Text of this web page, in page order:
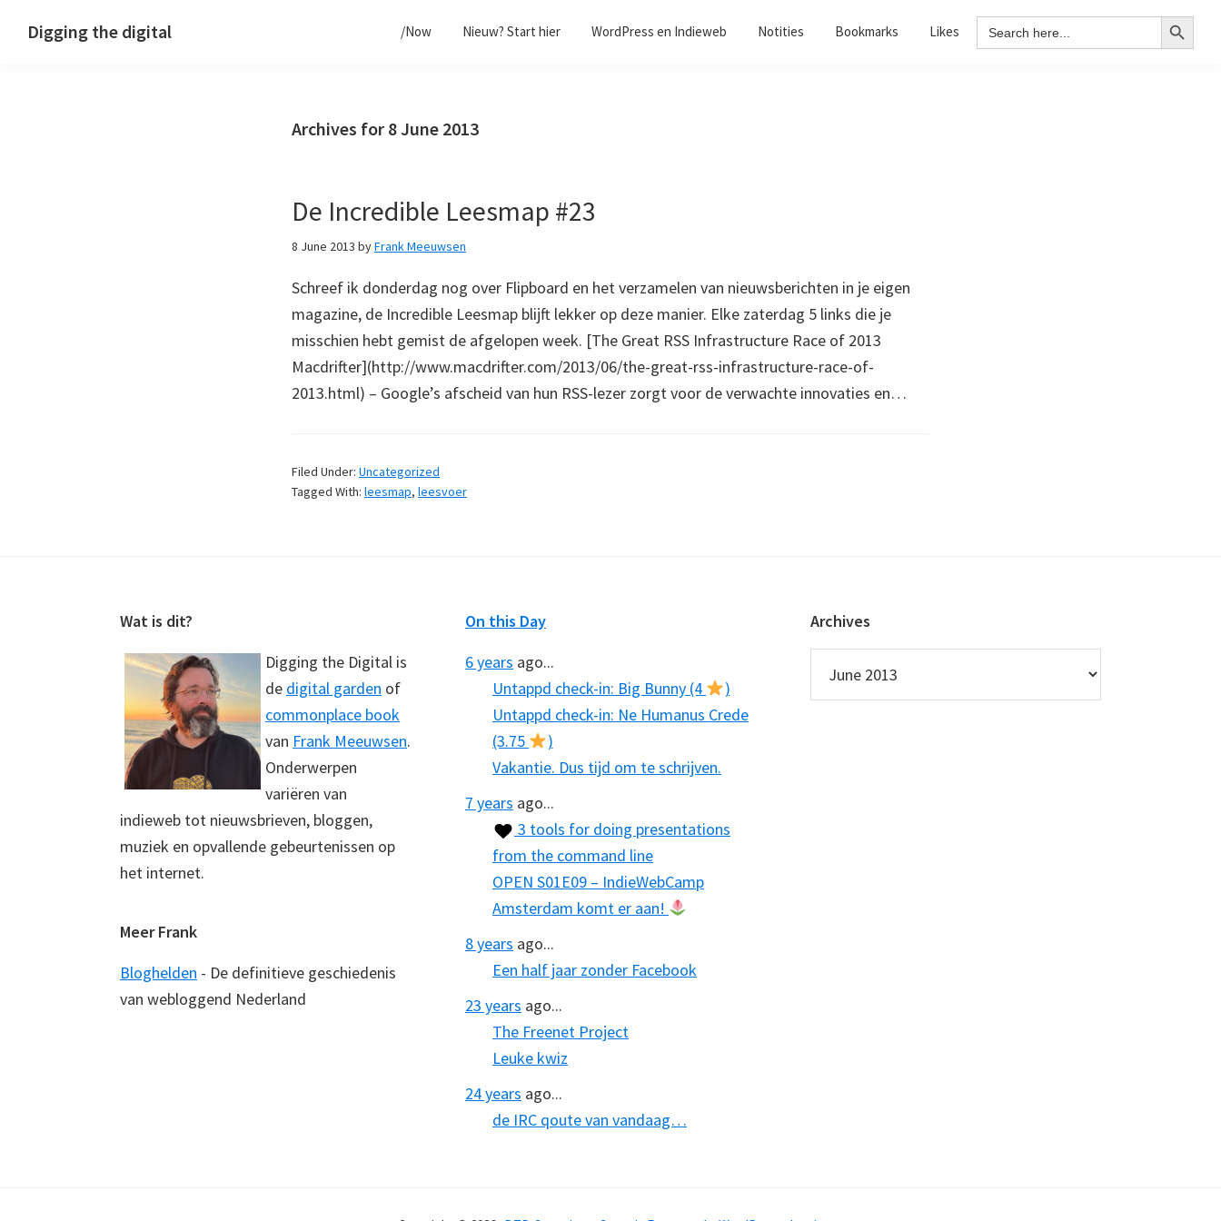
Digging the digital /Now Nieuw? Start hier WordPress en Indieweb Notities Bookmarks Likes Search
for:
Search Button
Archives for 8 June 2013
De Incredible Leesmap #23
8 June 2013 byFrank Meeuwsen
Schreef ik donderdag nog over Flipboard en het verzamelen van nieuwsberichten in je eigen
magazine, de Incredible Leesmap blijft lekker op deze manier. Elke zaterdag 5 links die je
misschien hebt gemist de afgelopen week. [The Great RSS Infrastructure Race of 2013
Macdrifter](http://www.macdrifter.com/2013/06/the-great-rss-infrastructure-race-of-
2013.html) – Google’s afscheid van hun RSS-lezer zorgt voor de verwachte innovaties en…
Filed Under: Uncategorized
Tagged With: leesmap, leesvoer
Wat is dit?
Digging the Digital is
de digital garden of
commonplace book
van Frank Meeuwsen.
Onderwerpen
variëren van
indieweb tot nieuwsbrieven, bloggen,
muziek en opvallende gebeurtenissen op
het internet.
Meer Frank
Bloghelden - De definitieve geschiedenis
van webloggend Nederland
On this Day
6 years ago...
Untappd check-in: Big Bunny (4
)
Untappd check-in: Ne Humanus Crede
(3.75
)
Vakantie. Dus tijd om te schrijven.
7 years ago...
3 tools for doing presentations
from the command line
OPEN S01E09 – IndieWebCamp
Amsterdam komt er aan!
8 years ago...
Een half jaar zonder Facebook
23 years ago...
The Freenet Project
Leuke kwiz
24 years ago...
de IRC qoute van vandaag…
Archives